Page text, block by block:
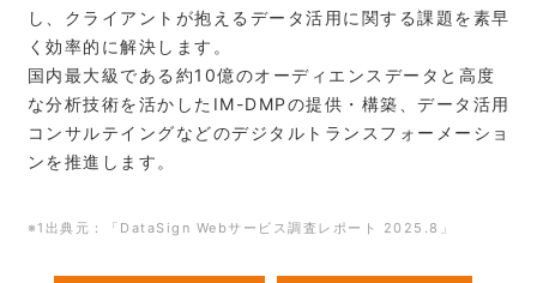
し、クライアントが抱えるデータ活用に関する課題を素早
く効率的に解決します。
国内最大級である約10億のオーディエンスデータと高度
な分析技術を活かしたIM-DMPの提供・構築、データ活用
コンサルテイングなどのデジタルトランスフォーメーショ
ンを推進します。
※1出典元：「DataSign Webサービス調査レポート 2025.8」